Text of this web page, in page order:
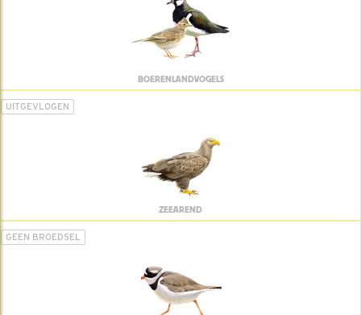
BOERENLANDVOGELS
UITGEVLOGEN
ZEEAREND
GEEN BROEDSEL